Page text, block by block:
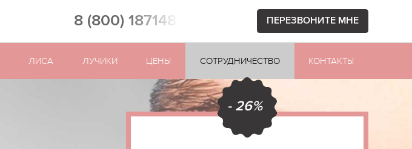
8 (800) 1871481 ПЕРЕЗВОНИТЕ МНЕ
ЛИСА ЛУЧИКИ ЦЕНЫ СОТРУДНИЧЕСТВО КОНТАКТЫ
- 26%